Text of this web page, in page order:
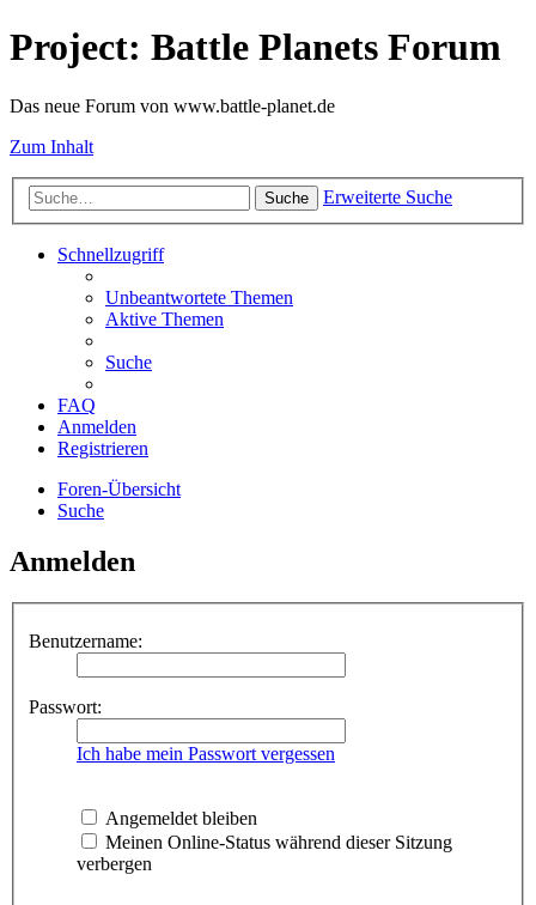
Project: Battle Planets Forum
Das neue Forum von www.battle-planet.de
Zum Inhalt
Suche Erweiterte Suche
Schnellzugriff
Unbeantwortete Themen
Aktive Themen
Suche
FAQ
Anmelden
Registrieren
Foren-Übersicht
Suche
Anmelden
Benutzername:
Passwort:
Ich habe mein Passwort vergessen
Angemeldet bleiben
Meinen Online-Status während dieser Sitzung
verbergen